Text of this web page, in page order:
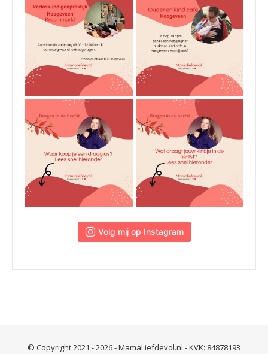
Volg mij op Instagram
© Copyright 2021 - 2026 - MamaLiefdevol.nl - KVK: 84878193